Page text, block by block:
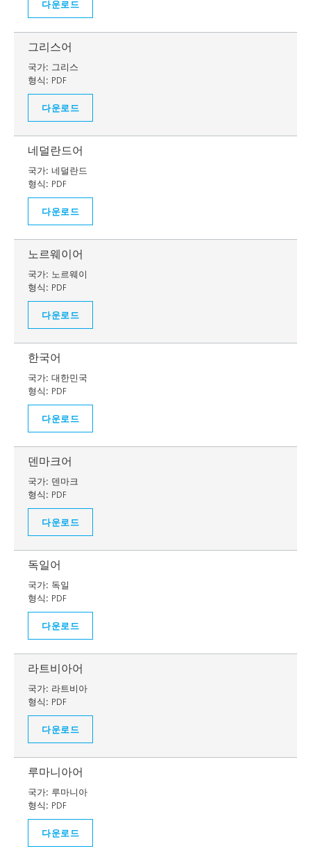
다운로드
그리스어
국가: 그리스
형식: PDF
다운로드
네덜란드어
국가: 네덜란드
형식: PDF
다운로드
노르웨이어
국가: 노르웨이
형식: PDF
다운로드
한국어
국가: 대한민국
형식: PDF
다운로드
덴마크어
국가: 덴마크
형식: PDF
다운로드
독일어
국가: 독일
형식: PDF
다운로드
라트비아어
국가: 라트비아
형식: PDF
다운로드
루마니아어
국가: 루마니아
형식: PDF
다운로드